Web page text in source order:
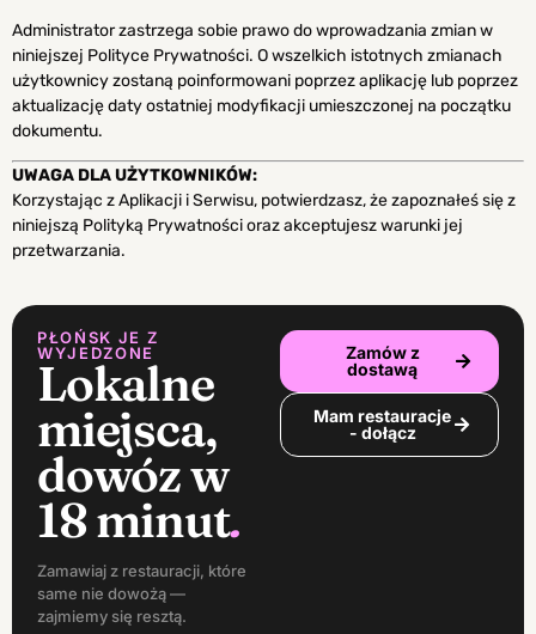
Administrator zastrzega sobie prawo do wprowadzania zmian w
niniejszej Polityce Prywatności. O wszelkich istotnych zmianach
użytkownicy zostaną poinformowani poprzez aplikację lub poprzez
aktualizację daty ostatniej modyfikacji umieszczonej na początku
dokumentu.
UWAGA DLA UŻYTKOWNIKÓW:
Korzystając z Aplikacji i Serwisu, potwierdzasz, że zapoznałeś się z
niniejszą Polityką Prywatności oraz akceptujesz warunki jej
przetwarzania.
PŁOŃSK JE Z
WYJEDZONE
Lokalne
miejsca,
dowóz w
18 minut.
Zamawiaj z restauracji, które
same nie dowożą —
zajmiemy się resztą.
Zamów z
dostawą
Mam restauracje
- dołącz